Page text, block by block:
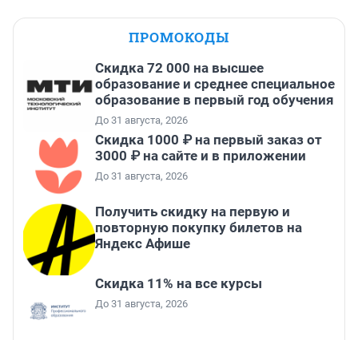
ПРОМОКОДЫ
Скидка 72 000 на высшее
образование и среднее специальное
образование в первый год обучения
До 31 августа, 2026
Скидка 1000 ₽ на первый заказ от
3000 ₽ на сайте и в приложении
До 31 августа, 2026
Получить скидку на первую и
повторную покупку билетов на
Яндекс Афише
Скидка 11% на все курсы
До 31 августа, 2026